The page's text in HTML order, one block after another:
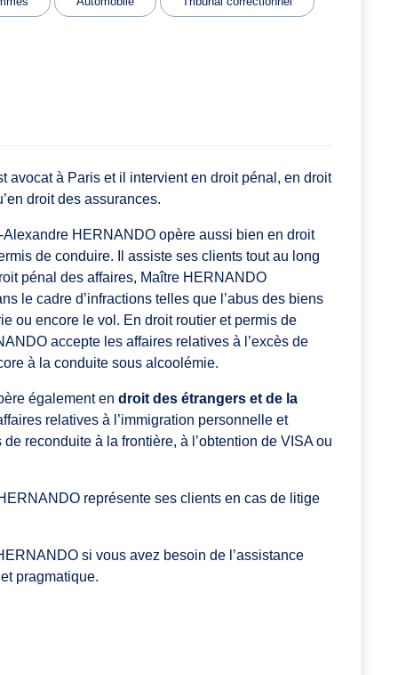
avocat à Paris et il intervient en droit pénal, en droit
droit des assurances.
Alexandre HERNANDO opère aussi bien en droit
de conduire. Il assiste ses clients tout au long
pénal des affaires, Maître HERNANDO
le cadre d’infractions telles que l’abus des biens
ou encore le vol. En droit routier et permis de
accepte les affaires relatives à l’excès de
à la conduite sous alcoolémie.
également en droit des étrangers et de la
relatives à l’immigration personnelle et
reconduite à la frontière, à l’obtention de VISA ou
représente ses clients en cas de litige
si vous avez besoin de l’assistance
pragmatique.